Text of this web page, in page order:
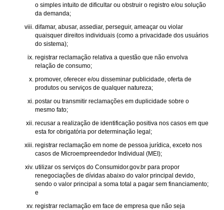
o simples intuito de dificultar ou obstruir o registro e/ou solução
da demanda;
difamar, abusar, assediar, perseguir, ameaçar ou violar
quaisquer direitos individuais (como a privacidade dos usuários
do sistema);
registrar reclamação relativa a questão que não envolva
relação de consumo;
promover, oferecer e/ou disseminar publicidade, oferta de
produtos ou serviços de qualquer natureza;
postar ou transmitir reclamações em duplicidade sobre o
mesmo fato;
recusar a realização de identificação positiva nos casos em que
esta for obrigatória por determinação legal;
registrar reclamação em nome de pessoa jurídica, exceto nos
casos de Microempreendedor Individual (MEI);
utilizar os serviços do Consumidor.gov.br para propor
renegociações de dívidas abaixo do valor principal devido,
sendo o valor principal a soma total a pagar sem financiamento;
e
registrar reclamação em face de empresa que não seja